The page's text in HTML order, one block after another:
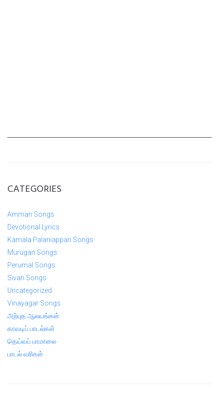
CATEGORIES
Amman Songs
Devotional Lyrics
Kamala Palaniappan Songs
Murugan Songs
Perumal Songs
Sivan Songs
Uncategorized
Vinayagar Songs
அற்புத ஆலயங்கள்
காவடிப் பாடல்கள்
தெய்வப் பாமாலை
பாடல் வரிகள்